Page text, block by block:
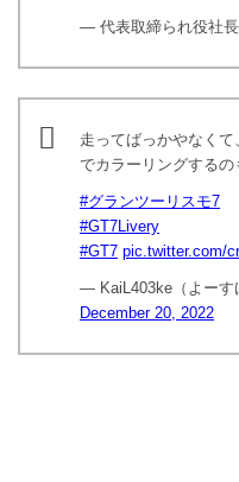
— 代表取締られ役社
走ってばっかやなく
でカラーリングするの
#グランツーリスモ7
#GT7Livery
#GT7 pic.twitter.com/
— KaiL403ke（よーす
December 20, 2022